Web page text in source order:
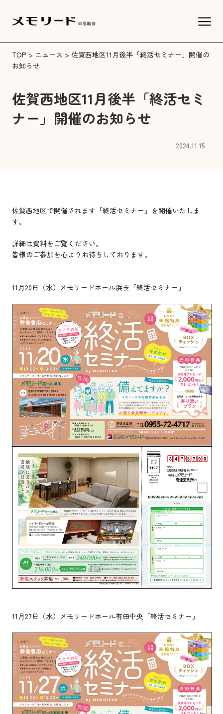
TOP > ニュース > 佐賀西地区11月後半「終活セミナー」開催の
お知らせ
佐賀西地区11月後半「終活セミ
ナー」開催のお知らせ
2024.11.15
佐賀西地区で開催されます「終活セミナー」を開催いたしま
す。
詳細は資料をご覧ください。
皆様のご参加を心よりお待ちしております。
11月20日（水）メモリードホール浜玉「終活セミナー」
11月27日（水）メモリードホール有田中央「終活セミナー」